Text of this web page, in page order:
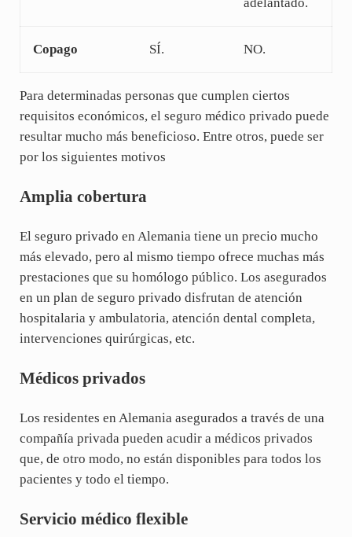
Copago SÍ. NO.
Para determinadas personas que cumplen ciertos
requisitos económicos, el seguro médico privado puede
resultar mucho más beneficioso. Entre otros, puede ser
por los siguientes motivos
Amplia cobertura
El seguro privado en Alemania tiene un precio mucho
más elevado, pero al mismo tiempo ofrece muchas más
prestaciones que su homólogo público. Los asegurados
en un plan de seguro privado disfrutan de atención
hospitalaria y ambulatoria, atención dental completa,
intervenciones quirúrgicas, etc.
Médicos privados
Los residentes en Alemania asegurados a través de una
compañía privada pueden acudir a médicos privados
que, de otro modo, no están disponibles para todos los
pacientes y todo el tiempo.
Servicio médico flexible